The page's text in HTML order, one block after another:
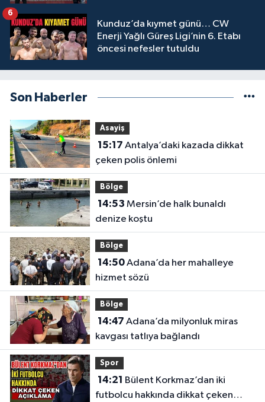
Kunduz’da kıymet günü… CW
Enerji Yağlı Güreş Ligi’nin 6. Etabı
öncesi nefesler tutuldu
6
Son Haberler
Asayiş
15:17
çeken polis önlemi
Bölge
14:53
denize koştu
Bölge
14:50Adana’da her mahalleye
hizmet sözü
Bölge
14:47
kavgası tatlıya bağlandı
Spor
14:21
futbolcu hakkında dikkat çeken